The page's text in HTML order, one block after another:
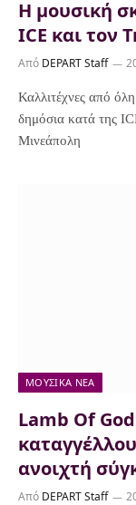
Η μουσική
ICE και τον
Από DEPART Staff
Καλλιτέχνες από
δημόσια κατά της
Μινεάπολη
ΜΟΥΣΙΚΆ ΝΈΑ
Lamb Of
ανοιχτή
Από DEPART Staff